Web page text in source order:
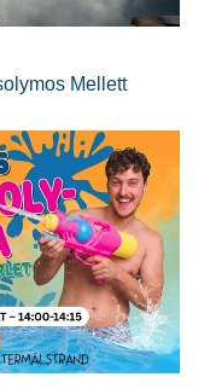
Mellett